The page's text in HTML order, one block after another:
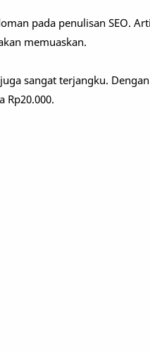
pada penulisan SEO.
memuaskan.
sangat terjangku.
Rp20.000.